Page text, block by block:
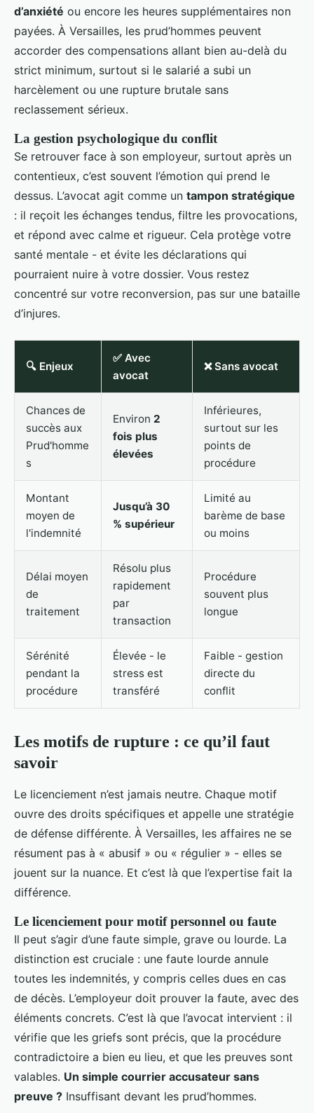
d’anxiété ou encore les heures supplémentaires non
payées. À Versailles, les prud’hommes peuvent
accorder des compensations allant bien au-delà du
strict minimum, surtout si le salarié a subi un
harcèlement ou une rupture brutale sans
reclassement sérieux.
La gestion psychologique du conflit
Se retrouver face à son employeur, surtout après un
contentieux, c’est souvent l’émotion qui prend le
dessus. L’avocat agit comme un tampon stratégique
: il reçoit les échanges tendus, filtre les provocations,
et répond avec calme et rigueur. Cela protège votre
santé mentale - et évite les déclarations qui
pourraient nuire à votre dossier. Vous restez
concentré sur votre reconversion, pas sur une bataille
d’injures.
🔍 Enjeux
✅ Avec
avocat
❌ Sans avocat
Chances de
succès aux
Prud'homme
s
Environ 2
fois plus
élevées
Inférieures,
surtout sur les
points de
procédure
Montant
moyen de
l'indemnité
Jusqu’à 30
% supérieur
Limité au
barème de base
ou moins
Délai moyen
de
traitement
Résolu plus
rapidement
par
transaction
Procédure
souvent plus
longue
Sérénité
pendant la
procédure
Élevée - le
stress est
transféré
Faible - gestion
directe du
conflit
Les motifs de rupture : ce qu’il faut
savoir
Le licenciement n’est jamais neutre. Chaque motif
ouvre des droits spécifiques et appelle une stratégie
de défense différente. À Versailles, les affaires ne se
résument pas à « abusif » ou « régulier » - elles se
jouent sur la nuance. Et c’est là que l’expertise fait la
différence.
Le licenciement pour motif personnel ou faute
Il peut s’agir d’une faute simple, grave ou lourde. La
distinction est cruciale : une faute lourde annule
toutes les indemnités, y compris celles dues en cas
de décès. L’employeur doit prouver la faute, avec des
éléments concrets. C’est là que l’avocat intervient : il
vérifie que les griefs sont précis, que la procédure
contradictoire a bien eu lieu, et que les preuves sont
valables. Un simple courrier accusateur sans
preuve ? Insuffisant devant les prud’hommes.